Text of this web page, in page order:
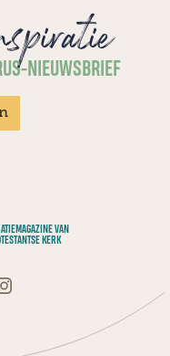
NIEUWSBRIEF
VAN
KERK